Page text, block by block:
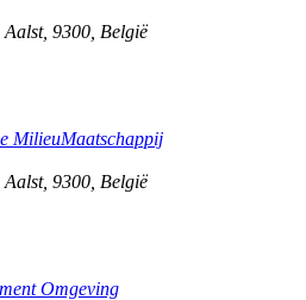
Aalst, 9300 België
MilieuMaatschappij
Aalst, 9300 België
Omgeving